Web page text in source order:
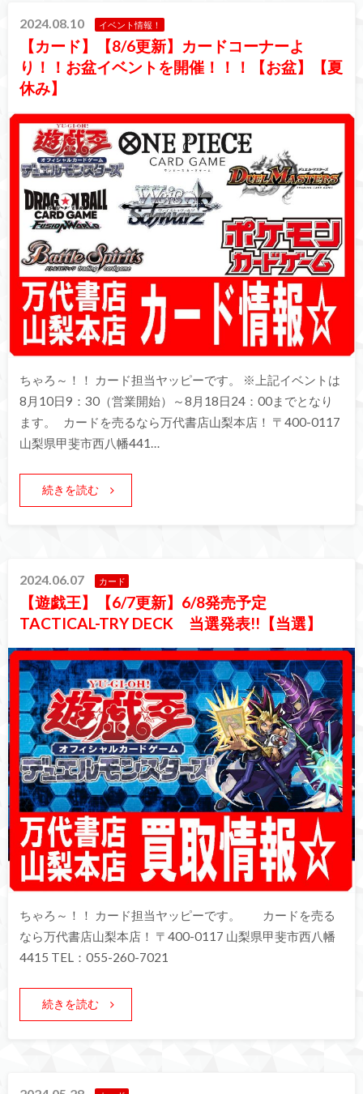
2024.08.10 イベント情報！
【カード】【8/6更新】カードコーナーよ
り！！お盆イベントを開催！！！【お盆】【夏
休み】
ちゃろ～！！ カード担当ヤッピーです。 ※上記イベントは
8月10日9：30（営業開始）～8月18日24：00までとなり
ます。 カードを売るなら万代書店山梨本店！ 〒400-0117
山梨県甲斐市西八幡441…
続きを読む
2024.06.07 カード
【遊戯王】【6/7更新】6/8発売予定
TACTICAL-TRY DECK 当選発表!!【当選】
ちゃろ～！！ カード担当ヤッピーです。 カードを売る
なら万代書店山梨本店！ 〒400-0117 山梨県甲斐市西八幡
4415 TEL：055-260-7021
続きを読む